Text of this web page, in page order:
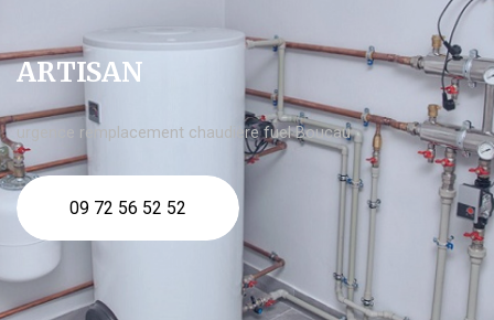
ARTISAN
urgence remplacement chaudière fuel Boucau
09 72 56 52 52